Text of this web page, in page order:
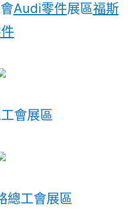
Audi零件展區福斯
會展區
總工會展區